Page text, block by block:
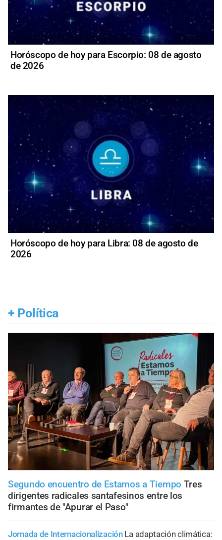
Horóscopo de hoy para Escorpio: 08 de agosto
de 2026
Horóscopo de hoy para Libra: 08 de agosto de
2026
+ Política
Segundo encuentro de Estamos a Tiempo Tres
dirigentes radicales santafesinos entre los
firmantes de "Apurar el Paso"
Jornada de Internacionalización La adaptación climática: